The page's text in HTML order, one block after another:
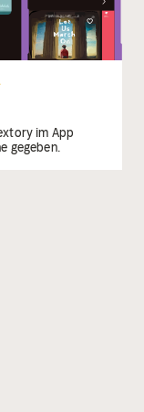
im App
gegeben.